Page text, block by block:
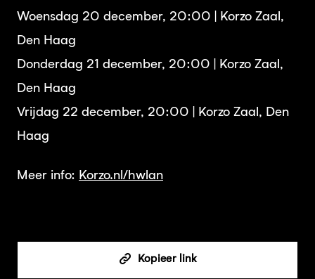
Woensdag 20 december, 20:00 | Korzo Zaal,
Den Haag
Donderdag 21 december, 20:00 | Korzo Zaal,
Den Haag
Vrijdag 22 december, 20:00 | Korzo Zaal, Den
Haag
Meer info: Korzo.nl/hwlan
Kopieer link